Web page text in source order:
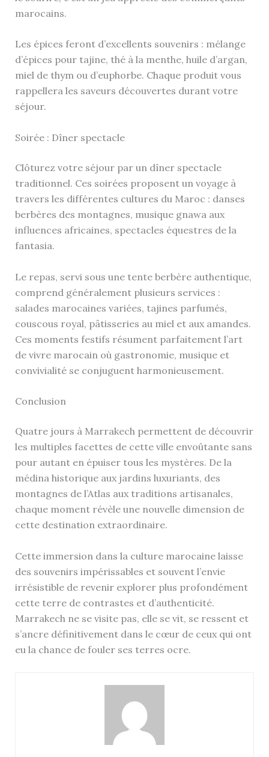
marocains.
Les épices feront d’excellents souvenirs : mélange
d’épices pour tajine, thé à la menthe, huile d’argan,
miel de thym ou d’euphorbe. Chaque produit vous
rappellera les saveurs découvertes durant votre
séjour.
Soirée : Dîner spectacle
Clôturez votre séjour par un dîner spectacle
traditionnel. Ces soirées proposent un voyage à
travers les différentes cultures du Maroc : danses
berbères des montagnes, musique gnawa aux
influences africaines, spectacles équestres de la
fantasia.
Le repas, servi sous une tente berbère authentique,
comprend généralement plusieurs services :
salades marocaines variées, tajines parfumés,
couscous royal, pâtisseries au miel et aux amandes.
Ces moments festifs résument parfaitement l’art
de vivre marocain où gastronomie, musique et
convivialité se conjuguent harmonieusement.
Conclusion
Quatre jours à Marrakech permettent de découvrir
les multiples facettes de cette ville envoûtante sans
pour autant en épuiser tous les mystères. De la
médina historique aux jardins luxuriants, des
montagnes de l’Atlas aux traditions artisanales,
chaque moment révèle une nouvelle dimension de
cette destination extraordinaire.
Cette immersion dans la culture marocaine laisse
des souvenirs impérissables et souvent l’envie
irrésistible de revenir explorer plus profondément
cette terre de contrastes et d’authenticité.
Marrakech ne se visite pas, elle se vit, se ressent et
s’ancre définitivement dans le cœur de ceux qui ont
eu la chance de fouler ses terres ocre.